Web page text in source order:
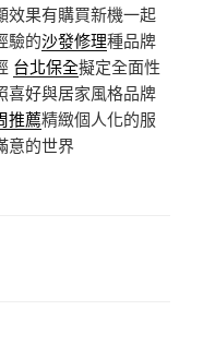
效果有購買新機一起
驗的沙發修理種品牌
台北保全擬定全面性
喜好與居家風格品牌
推薦精緻個人化的服
意的世界